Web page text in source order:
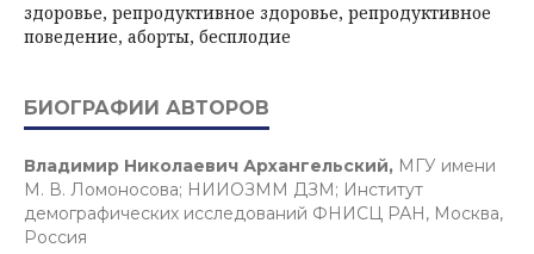
здоровье, репродуктивное здоровье, репродуктивное
поведение, аборты, бесплодие
БИОГРАФИИ АВТОРОВ
Владимир Николаевич Архангельский, МГУ имени
М. В. Ломоносова; НИИОЗММ ДЗМ; Институт
демографических исследований ФНИСЦ РАН, Москва,
Роcсия